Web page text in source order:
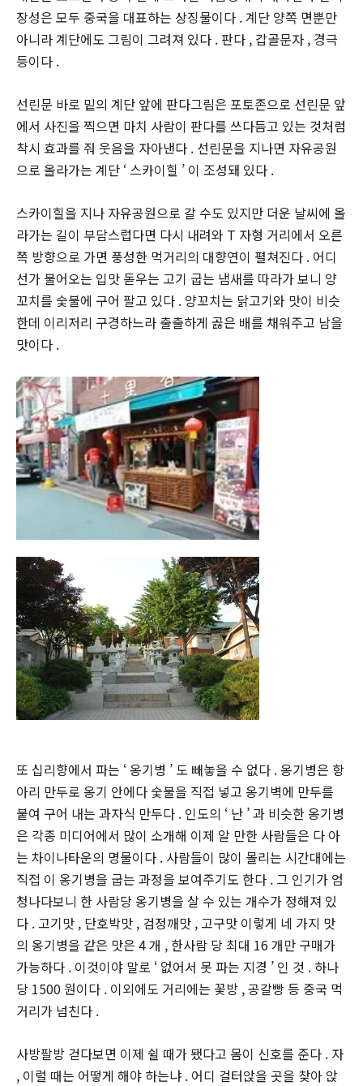
장성은 모두 중국을 대표하는 상징물이다 . 계단 양쪽 면뿐만
아니라 계단에도 그림이 그려져 있다 . 판다 , 갑골문자 , 경극
등이다 .
선린문 바로 밑의 계단 앞에 판다그림은 포토존으로 선린문 앞
에서 사진을 찍으면 마치 사람이 판다를 쓰다듬고 있는 것처럼
착시 효과를 줘 웃음을 자아낸다 . 선린문을 지나면 자유공원
으로 올라가는 계단 ‘ 스카이힐 ’ 이 조성돼 있다 .
스카이힐을 지나 자유공원으로 갈 수도 있지만 더운 날씨에 올
라가는 길이 부담스럽다면 다시 내려와 T 자형 거리에서 오른
쪽 방향으로 가면 풍성한 먹거리의 대향연이 펼쳐진다 . 어디
선가 불어오는 입맛 돋우는 고기 굽는 냄새를 따라가 보니 양
꼬치를 숯불에 구어 팔고 있다 . 양꼬치는 닭고기와 맛이 비슷
한데 이리저리 구경하느라 출출하게 곯은 배를 채워주고 남을
맛이다 .
또 십리향에서 파는 ‘ 옹기병 ’ 도 빼놓을 수 없다 . 옹기병은 항
아리 만두로 옹기 안에다 숯불을 직접 넣고 옹기벽에 만두를
붙여 구어 내는 과자식 만두다 . 인도의 ‘ 난 ’ 과 비슷한 옹기병
은 각종 미디어에서 많이 소개해 이제 알 만한 사람들은 다 아
는 차이나타운의 명물이다 . 사람들이 많이 몰리는 시간대에는
직접 이 옹기병을 굽는 과정을 보여주기도 한다 . 그 인기가 엄
청나다보니 한 사람당 옹기병을 살 수 있는 개수가 정해져 있
다 . 고기맛 , 단호박맛 , 검정깨맛 , 고구맛 이렇게 네 가지 맛
의 옹기병을 같은 맛은 4 개 , 한사람 당 최대 16 개만 구매가
가능하다 . 이것이야 말로 ‘ 없어서 못 파는 지경 ’ 인 것 . 하나
당 1500 원이다 . 이외에도 거리에는 꽃방 , 공갈빵 등 중국 먹
거리가 넘친다 .
사방팔방 걷다보면 이제 쉴 때가 됐다고 몸이 신호를 준다 . 자
, 이럴 때는 어떻게 해야 하는냐 . 어디 걸터앉을 곳을 찾아 앉